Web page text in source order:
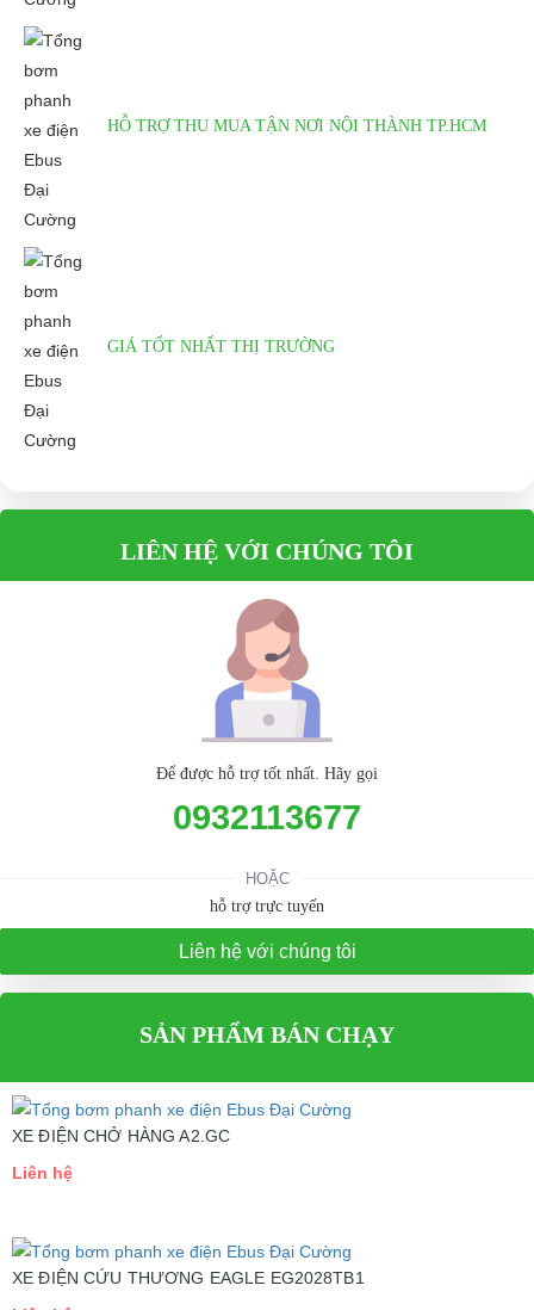
HỖ TRỢ THU MUA TẬN NƠI NỘI THÀNH TP.HCM
GIÁ TỐT NHẤT THỊ TRƯỜNG
LIÊN HỆ VỚI CHÚNG TÔI
Để được hỗ trợ tốt nhất. Hãy gọi
0932113677
HOẶC
hỗ trợ trực tuyến
Liên hệ với chúng tôi
SẢN PHẨM BÁN CHẠY
XE ĐIỆN CHỞ HÀNG A2.GC
Liên hệ
XE ĐIỆN CỨU THƯƠNG EAGLE EG2028TB1